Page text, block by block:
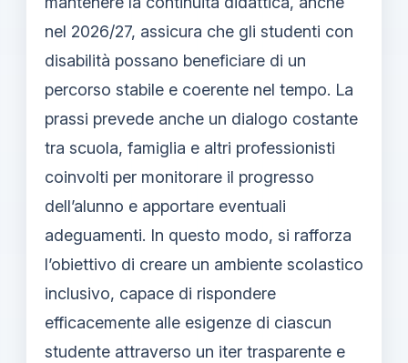
nel 2026/27, assicura che gli studenti con
disabilità possano beneficiare di un
percorso stabile e coerente nel tempo. La
prassi prevede anche un dialogo costante
tra scuola, famiglia e altri professionisti
coinvolti per monitorare il progresso
dell’alunno e apportare eventuali
adeguamenti. In questo modo, si rafforza
l’obiettivo di creare un ambiente scolastico
inclusivo, capace di rispondere
efficacemente alle esigenze di ciascun
studente attraverso un iter trasparente e